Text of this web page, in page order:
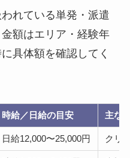
れている単発・派遣
額はエリア・経験年
具体額を確認してく
時給／日給の目安 主な
日給12,000〜25,000円 クリ